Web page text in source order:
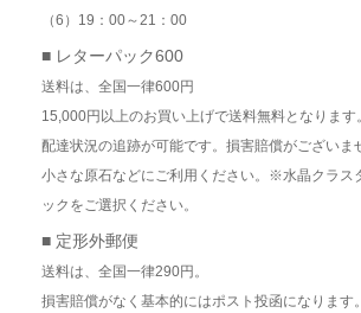
（6）19：00～21：00
■ レターパック600
送料は、全国一律600円
15,000円以上のお買い上げで送料無料となります
配達状況の追跡が可能です。損害賠償がございま
小さな原石などにご利用ください。※水晶クラス
ックをご選択ください。
■ 定形外郵便
送料は、全国一律290円。
損害賠償がなく基本的にはポスト投函になります。